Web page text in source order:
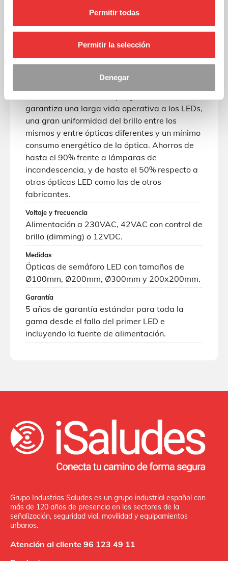
Permitir todas
Permitir la selección
Denegar
LEDs rojos, ámbar o verdes de alto brillo con
Ópticas de semáforo de LEDs de 5mm. Control
garantiza una larga vida operativa a los LEDs,
una gran uniformidad del brillo entre los
mismos y entre ópticas diferentes y un mínimo
consumo energético de la óptica. Ahorros de
hasta el 90% frente a lámparas de
incandescencia, y de hasta el 50% respecto a
otras ópticas LED como las de otros
fabricantes.
Voltaje y frecuencia
Alimentación a 230VAC, 42VAC con control de
brillo (dimming) o 12VDC.
Medidas
Ópticas de semáforo LED con tamaños de
Ø100mm, Ø200mm, Ø300mm y 200x200mm.
Garantía
5 años de garantía estándar para toda la
gama desde el fallo del primer LED e
incluyendo la fuente de alimentación.
Grupo Industrias Saludes es un grupo industrial español con
más de 120 años de presencia en los sectores de la
señalización, seguridad vial, movilidad y equipamientos
urbanos.
Atención al cliente 96 123 49 11